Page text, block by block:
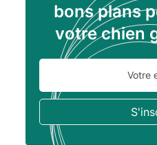
bons plans
votre chien